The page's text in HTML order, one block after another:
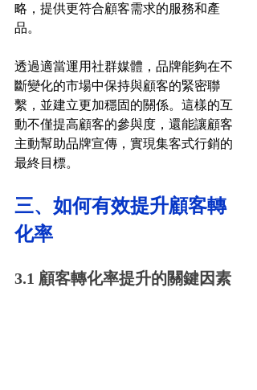
略，提供更符合顧客需求的服務和產
品。
透過適當運用社群媒體，品牌能夠在不
斷變化的市場中保持與顧客的緊密聯
繫，並建立更加穩固的關係。這樣的互
動不僅提高顧客的參與度，還能讓顧客
主動幫助品牌宣傳，實現集客式行銷的
最終目標。
三、如何有效提升顧客轉
化率
3.1 顧客轉化率提升的關鍵因素